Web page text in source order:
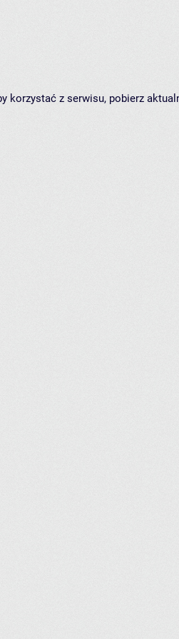
korzystać z serwisu, pobierz